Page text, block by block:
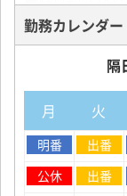
・隔日勤務
基本的な勤務
一回の勤務時
が多く、しっ
メリハリを持
・夜勤務（18
高収入が望め
8：00～22：00
■昼日勤（22
※勤務地により
勤務カレンダー
隔
月 火
明番 出番
公休
出番